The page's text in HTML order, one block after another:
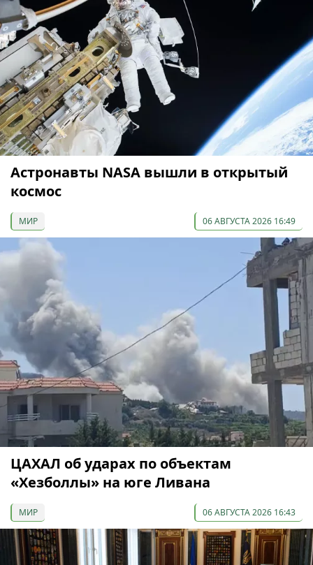
Астронавты NASA вышли в открытый
космос
МИР 06 АВГУСТА 2026 16:49
ЦАХАЛ об ударах по объектам
«Хезболлы» на юге Ливана
МИР 06 АВГУСТА 2026 16:43